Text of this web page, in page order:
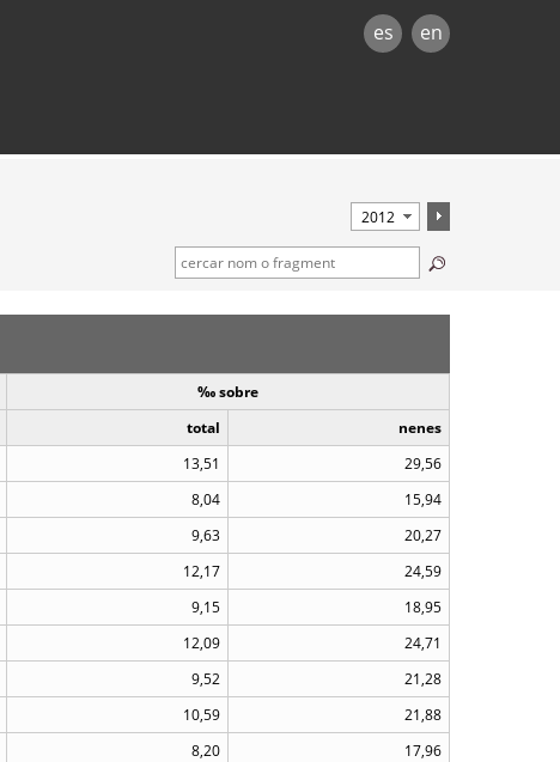
es en
‰ sobre
total
nenes
13,51
29,56
8,04
15,94
9,63
20,27
12,17
24,59
9,15
18,95
12,09
24,71
9,52
21,28
10,59
21,88
8,20
17,96